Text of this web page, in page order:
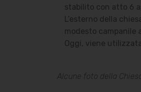
stabilito con atto 6
L’esterno della
modesto campanile
Oggi, viene
Alcune foto della